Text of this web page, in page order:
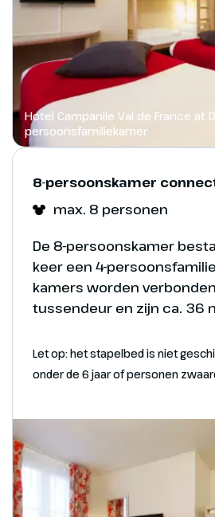
Hotel Campanile Val de France at
persoonsfamiliekamer
8-persoonskamer
max. 8 personen
De 8-persoonskamer
keer een 4-
kamers worden
tussendeur en zijn ca. 36
Let op: het stapelbed is niet
onder de 6 jaar of personen
Op de plattegrond van het
de betoverende wereld van
klassieke attracties en
Plattegrond
Op de plattegrond van
je de locaties van iconische
restaurants en winkels
leven brengen.